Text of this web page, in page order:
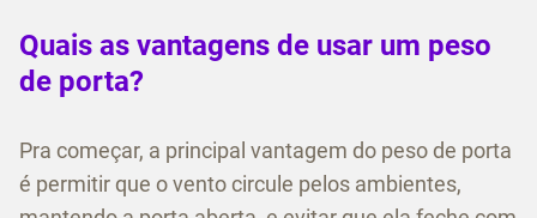
Quais as vantagens de usar um peso
de porta?
Pra começar, a principal vantagem do peso de porta
é permitir que o vento circule pelos ambientes,